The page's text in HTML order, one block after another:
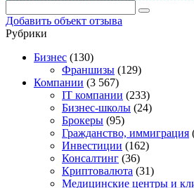
Добавить объект отзыва
Рубрики
Бизнес (130)
Франшизы (129)
Компании (3 567)
IT компании (233)
Бизнес-школы (24)
Брокеры (95)
Гражданство, иммиграция
Инвестиции (162)
Консалтинг (36)
Криптовалюта (31)
Медицинские центры и